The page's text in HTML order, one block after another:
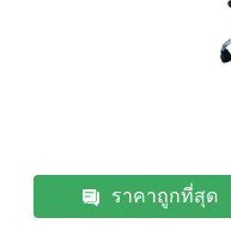
ราคาถูกที่สุด